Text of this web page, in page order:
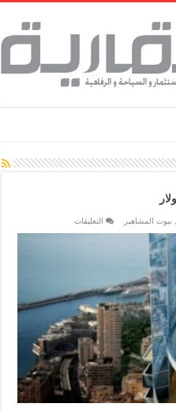
بيوت المشاهير التعليقاتعلى